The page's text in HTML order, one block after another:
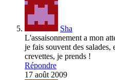
Sha
L'assaisonnement a mon
je fais souvent des salades,
crevettes, je prends !
Répondre
17 août 2009